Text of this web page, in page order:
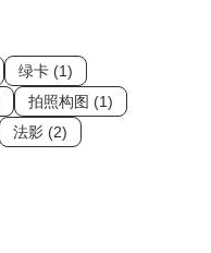
绿卡 (1)
拍照构图 (1)
法影 (2)